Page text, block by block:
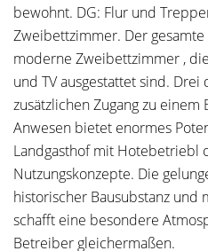
bewohnt. DG: Flur und
Zweibettzimmer. Der
moderne Zweibettzimmer ,
und TV ausgestattet sind.
zusätzlichen Zugang zu einem
Anwesen bietet enormes
Landgasthof mit Hotebetriebl
Nutzungskonzepte. Die
historischer Bausubstanz und
schafft eine besondere
Betreiber gleichermaßen.